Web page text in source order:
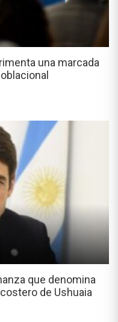
una marcada
que denomina
de Ushuaia